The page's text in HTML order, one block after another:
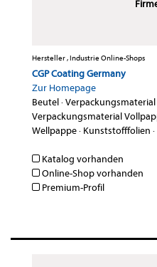
Hersteller , Industrie Online-Shops
CGP Coating Germany
Zur Homepage
Beutel·
Verpackungsmaterial
Wellpappe· Kunststofffolien ·
Katalog vorhanden
Online-Shop vorhanden
Premium-Profil